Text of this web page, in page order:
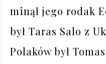
minął jego rodak
był Taras Salo z
Polaków był